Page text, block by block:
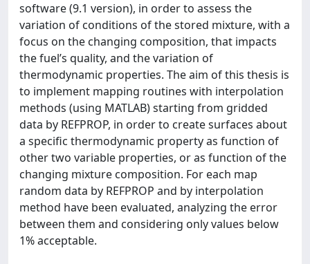
software (9.1 version), in order to assess the
variation of conditions of the stored mixture, with a
focus on the changing composition, that impacts
the fuel’s quality, and the variation of
thermodynamic properties. The aim of this thesis is
to implement mapping routines with interpolation
methods (using MATLAB) starting from gridded
data by REFPROP, in order to create surfaces about
a specific thermodynamic property as function of
other two variable properties, or as function of the
changing mixture composition. For each map
random data by REFPROP and by interpolation
method have been evaluated, analyzing the error
between them and considering only values below
1% acceptable.